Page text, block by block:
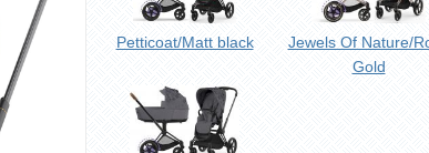
Petticoat/Matt black
Jewels Of Nature/
Gold